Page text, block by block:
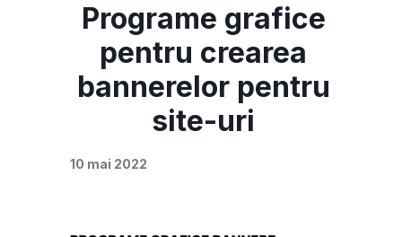
Programe grafice
pentru crearea
bannerelor pentru
site-uri
10 mai 2022